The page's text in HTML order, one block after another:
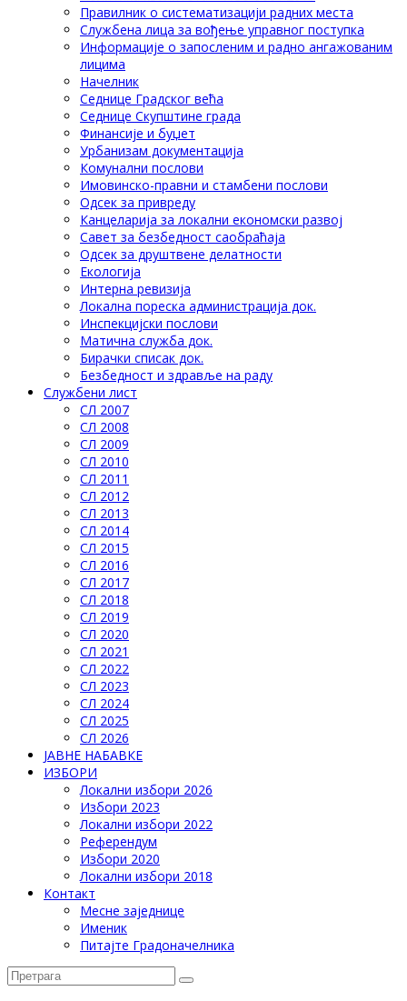
Правилник о систематизацији радних места
Службена лица за вођење управног поступка
Информације о запосленим и радно ангажованим
лицима
Начелник
Седнице Градског већа
Седнице Скупштине града
Финансије и буџет
Урбанизам документација
Комунални послови
Имовинско-правни и стамбени послови
Одсек за привреду
Канцеларија за локални економски развој
Савет за безбедност саобраћаја
Одсек за друштвене делатности
Eкологија
Интерна ревизија
Локална пореска администрација док.
Инспекцијски послови
Матична служба док.
Бирачки списак док.
Безбедност и здравље на раду
Службени лист
СЛ 2007
СЛ 2008
СЛ 2009
СЛ 2010
СЛ 2011
СЛ 2012
СЛ 2013
СЛ 2014
СЛ 2015
СЛ 2016
СЛ 2017
СЛ 2018
СЛ 2019
СЛ 2020
СЛ 2021
СЛ 2022
СЛ 2023
СЛ 2024
СЛ 2025
СЛ 2026
ЈАВНЕ НАБАВКЕ
ИЗБОРИ
Локални избори 2026
Избори 2023
Локални избори 2022
Референдум
Избори 2020
Локални избори 2018
Контакт
Месне заједнице
Именик
Питајте Градоначелника